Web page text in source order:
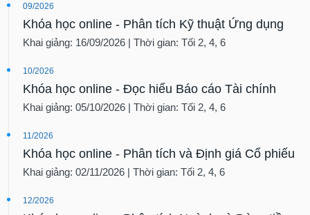
09/2026
Khóa học online - Phân tích Kỹ thuật Ứng dụng
Khai giảng: 16/09/2026 | Thời gian: Tối 2, 4, 6
10/2026
Khóa học online - Đọc hiểu Báo cáo Tài chính
Khai giảng: 05/10/2026 | Thời gian: Tối 2, 4, 6
11/2026
Khóa học online - Phân tích và Định giá Cổ phiếu
Khai giảng: 02/11/2026 | Thời gian: Tối 2, 4, 6
12/2026